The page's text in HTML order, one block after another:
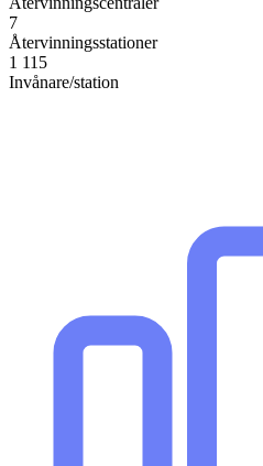
7
Återvinningsstationer
1 115
Invånare/station